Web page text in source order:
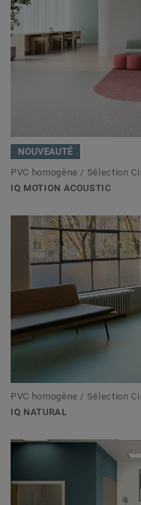
NOUVEAUTÉ
PVC homogène / Sélection
IQ MOTION ACOUSTIC
PVC homogène / Sélection
IQ NATURAL